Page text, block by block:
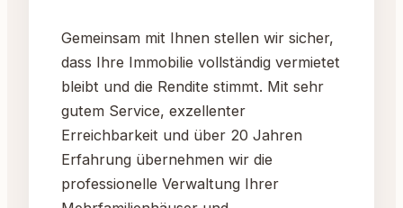
Gemeinsam mit Ihnen stellen wir sicher,
dass Ihre Immobilie vollständig vermietet
bleibt und die Rendite stimmt. Mit sehr
gutem Service, exzellenter
Erreichbarkeit und über 20 Jahren
Erfahrung übernehmen wir die
professionelle Verwaltung Ihrer